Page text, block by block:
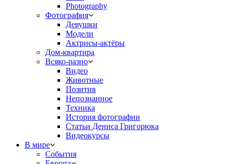
Photography
Фотография
Девушки
Модели
Актрисы-актёры
Дом-квартира
Всяко-разно
Видео
Животные
Позитив
Непознанное
Техника
История фотографии
Статьи Дениса Григорюка
Видеокурсы
В мире
События